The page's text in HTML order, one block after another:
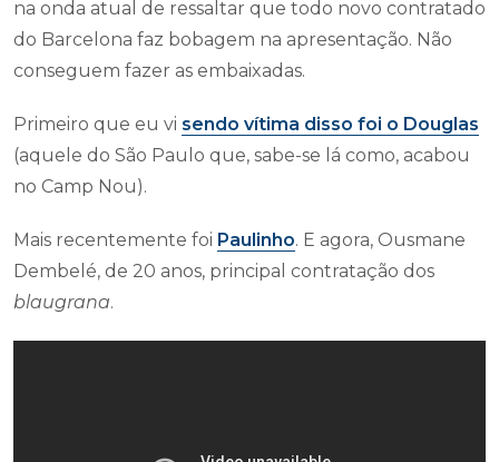
na onda atual de ressaltar que todo novo contratado
do Barcelona faz bobagem na apresentação. Não
conseguem fazer as embaixadas.
Primeiro que eu vi sendo vítima disso foi o Douglas
(aquele do São Paulo que, sabe-se lá como, acabou
no Camp Nou).
Mais recentemente foi Paulinho. E agora, Ousmane
Dembelé, de 20 anos, principal contratação dos
blaugrana.